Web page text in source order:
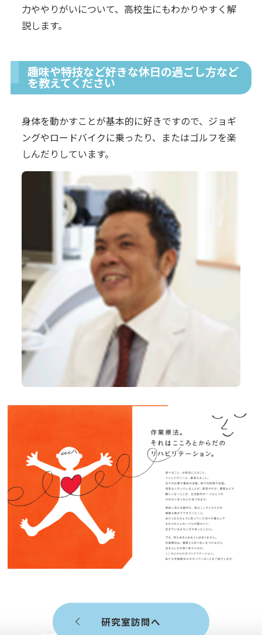
力ややりがいについて、高校生にもわかりやすく解
説します。
趣味や特技など好きな休日の過ごし方など
を教えてください
身体を動かすことが基本的に好きですので、ジョギ
ングやロードバイクに乗ったり、またはゴルフを楽
しんだりしています。
研究室訪問へ